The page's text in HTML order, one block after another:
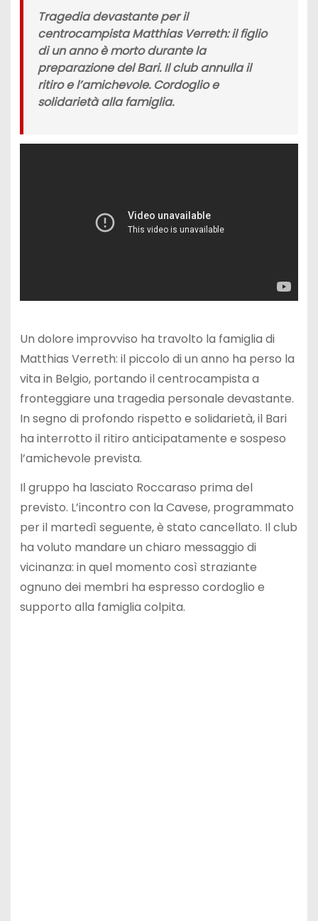
Tragedia devastante per il
centrocampista Matthias Verreth: il figlio
di un anno è morto durante la
preparazione del Bari. Il club annulla il
ritiro e l’amichevole. Cordoglio e
solidarietà alla famiglia.
Un dolore improvviso ha travolto la famiglia di
Matthias Verreth: il piccolo di un anno ha perso la
vita in Belgio, portando il centrocampista a
fronteggiare una tragedia personale devastante.
In segno di profondo rispetto e solidarietà, il Bari
ha interrotto il ritiro anticipatamente e sospeso
l’amichevole prevista.
Il gruppo ha lasciato Roccaraso prima del
previsto. L’incontro con la Cavese, programmato
per il martedì seguente, è stato cancellato. Il club
ha voluto mandare un chiaro messaggio di
vicinanza: in quel momento così straziante
ognuno dei membri ha espresso cordoglio e
supporto alla famiglia colpita.